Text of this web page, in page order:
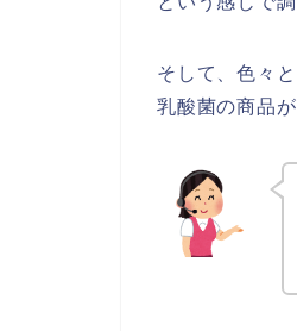
そして、色々
乳酸菌の商品